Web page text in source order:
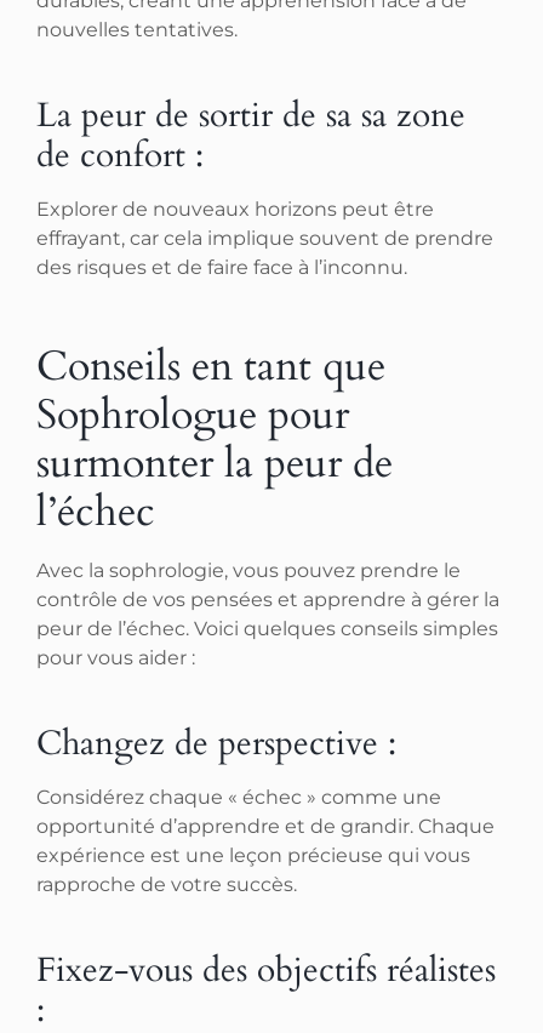
nouvelles tentatives.
La peur de sortir de sa sa zone
de confort :
Explorer de nouveaux horizons peut être
effrayant, car cela implique souvent de prendre
des risques et de faire face à l’inconnu.
Conseils en tant que
Sophrologue pour
surmonter la peur de
l’échec
Avec la sophrologie, vous pouvez prendre le
contrôle de vos pensées et apprendre à gérer la
peur de l’échec. Voici quelques conseils simples
pour vous aider :
Changez de perspective :
Considérez chaque « échec » comme une
opportunité d’apprendre et de grandir. Chaque
expérience est une leçon précieuse qui vous
rapproche de votre succès.
Fixez-vous des objectifs réalistes
: